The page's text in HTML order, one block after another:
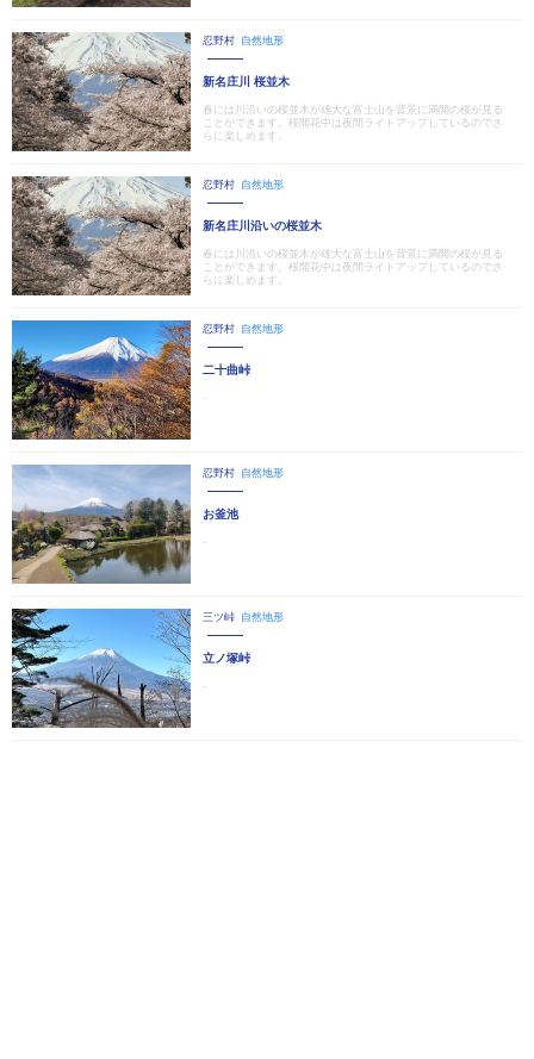
忍野村 自然地形
新名庄川 桜並木
春には川沿いの桜並木が雄大な富士山を背景に満開の桜が見る
ことができます。桜開花中は夜間ライトアップしているのでさ
らに楽しめます。
忍野村 自然地形
新名庄川沿いの桜並木
春には川沿いの桜並木が雄大な富士山を背景に満開の桜が見る
ことができます。桜開花中は夜間ライトアップしているのでさ
らに楽しめます。
忍野村 自然地形
二十曲峠
-
忍野村 自然地形
お釜池
-
三ツ峠 自然地形
立ノ塚峠
-